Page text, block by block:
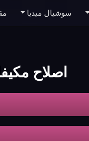
سوشيال ميديا
اصلاح